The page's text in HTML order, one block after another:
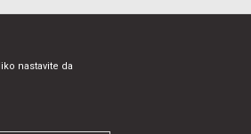
nastavite da